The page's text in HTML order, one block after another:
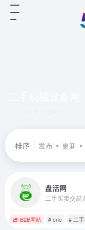
排序 发布 更新
盘活网
二手买卖交易
B2B网站 # cnc # 二